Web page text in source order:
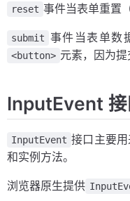
reset 事件当表单重置
submit 事件当表单数
<button> 元素，因为提
InputEvent 接
InputEvent 接口主要
和实例方法。
浏览器原生提供